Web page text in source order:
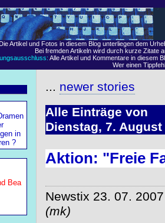
Artikel und Fotos in diesem Blog unterliegen dem
Bei fremden Artikeln wird durch kurze Zitate
Alle Artikel und Kommentare in diesem
Wer einen
in
?
Bea
... newer stories
Alle Einträge von
Dienstag, 7. August
Aktion: "Freie
Newstix 23. 07. 2007
(mk)